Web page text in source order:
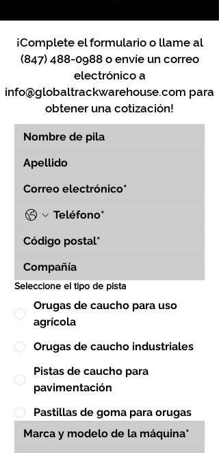
¡Complete el formulario o llame al
(847) 488-0988o envíe un correo
electrónico a
info@globaltrackwarehouse.com para
obtener una cotización!
Seleccione el tipo de pista
Orugas de caucho para uso
agrícola
Orugas de caucho industriales
Pistas de caucho para
pavimentación
Pastillas de goma para orugas